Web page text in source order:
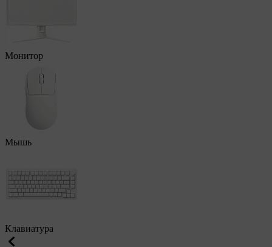
Монитор
Мышь
Клавиатура